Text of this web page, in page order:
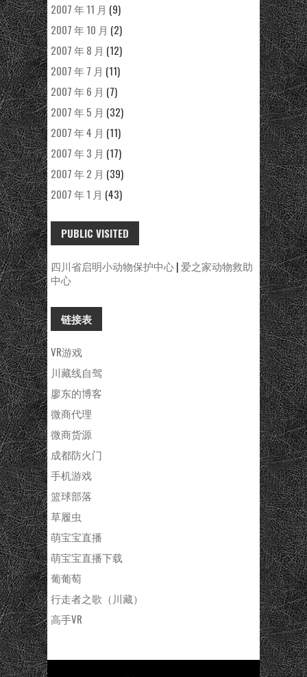
2007 年 11 月 (9)
2007 年 10 月 (2)
2007 年 8 月 (12)
2007 年 7 月 (11)
2007 年 6 月 (7)
2007 年 5 月 (32)
2007 年 4 月 (11)
2007 年 3 月 (17)
2007 年 2 月 (39)
2007 年 1 月 (43)
PUBLIC VISITED
四川省启明小动物保护中心| 爱之家动物救助
中心
链接表
VR游戏
川藏线自驾
廖东的博客
微商代理
微商货源
成都防火门
手机游戏
篮球部落
草履虫
萌宝宝直播
萌宝宝直播下载
葡葡萄
行走者之歌（川藏）
高手VR